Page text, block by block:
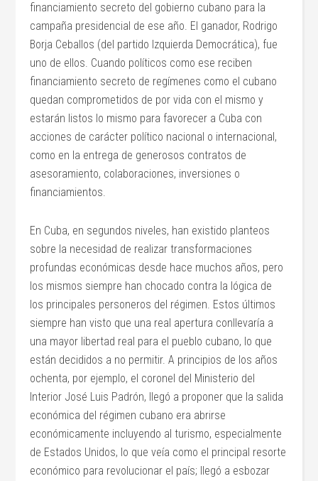
financiamiento secreto del gobierno cubano para la
campaña presidencial de ese año. El ganador, Rodrigo
Borja Ceballos (del partido Izquierda Democrática), fue
uno de ellos. Cuando políticos como ese reciben
financiamiento secreto de regímenes como el cubano
quedan comprometidos de por vida con el mismo y
estarán listos lo mismo para favorecer a Cuba con
acciones de carácter político nacional o internacional,
como en la entrega de generosos contratos de
asesoramiento, colaboraciones, inversiones o
financiamientos.
En Cuba, en segundos niveles, han existido planteos
sobre la necesidad de realizar transformaciones
profundas económicas desde hace muchos años, pero
los mismos siempre han chocado contra la lógica de
los principales personeros del régimen. Estos últimos
siempre han visto que una real apertura conllevaría a
una mayor libertad real para el pueblo cubano, lo que
están decididos a no permitir. A principios de los años
ochenta, por ejemplo, el coronel del Ministerio del
Interior José Luis Padrón, llegó a proponer que la salida
económica del régimen cubano era abrirse
económicamente incluyendo al turismo, especialmente
de Estados Unidos, lo que veía como el principal resorte
económico para revolucionar el país; llegó a esbozar